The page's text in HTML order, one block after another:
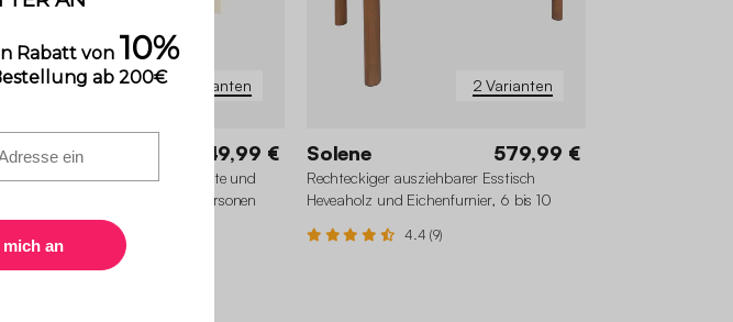
2 Varianten
Lior 449,99 €
Esstisch mit gehärteter Glasplatte und
sandgestrahltem Finish für 8 Personen
2 Varianten
Solene 579,99 €
Rechteckiger ausziehbarer Esstisch
Heveaholz und Eichenfurnier, 6 bis 10
4.4 (9)